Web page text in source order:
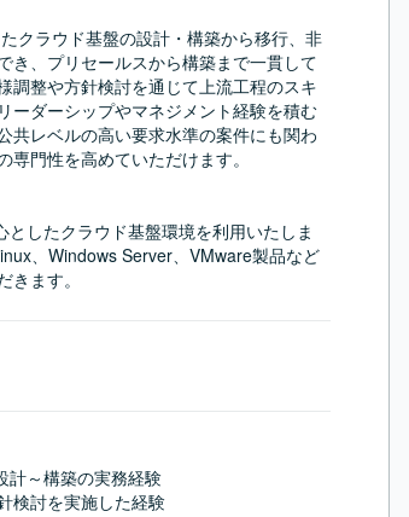
クラウド基盤の設計・構築から移行、非
き、プリセールスから構築まで一貫して
調整や方針検討を通じて上流工程のスキ
ーダーシップやマネジメント経験を積む
共レベルの高い要求水準の案件にも関わ
門性を高めていただけます。
したクラウド基盤環境を利用いたしま
、Windows Server、VMware製品など
ます。
計～構築の実務経験
検討を実施した経験